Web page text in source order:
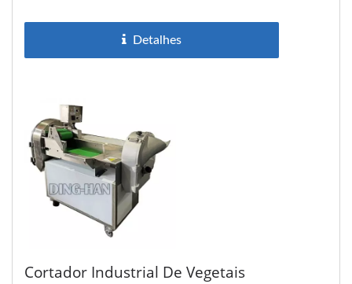
Detalhes
Cortador Industrial De Vegetais